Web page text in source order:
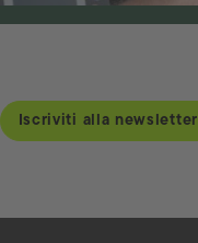
Iscriviti alla newsletter